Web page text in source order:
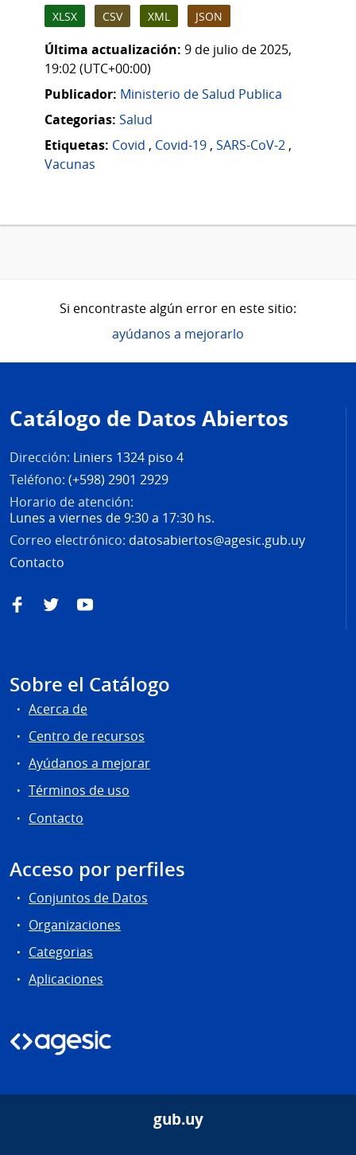
XLSX CSV XML JSON
Última actualización: 9 de julio de 2025,
19:02 (UTC+00:00)
Publicador: Ministerio de Salud Publica
Categorias: Salud
Etiquetas: Covid , Covid-19 , SARS-CoV-2 ,
Vacunas
Si encontraste algún error en este sitio:
ayúdanos a mejorarlo
de
página
Catálogo de Datos Abiertos
Dirección: Liniers 1324 piso 4
Teléfono: (+598) 2901 2929
Horario de atención:
Lunes a viernes de 9:30 a 17:30 hs.
Correo electrónico: datosabiertos@agesic.gub.uy
Contacto
FacebookTwitterYouTube
Sobre el Catálogo
Acerca de
Centro de recursos
Ayúdanos a mejorar
Términos de uso
Contacto
Acceso por perfiles
Conjuntos de Datos
Organizaciones
Categorias
Aplicaciones
gub.uy